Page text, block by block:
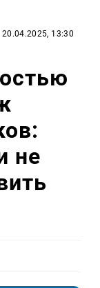
20.04.2025, 13:30
не